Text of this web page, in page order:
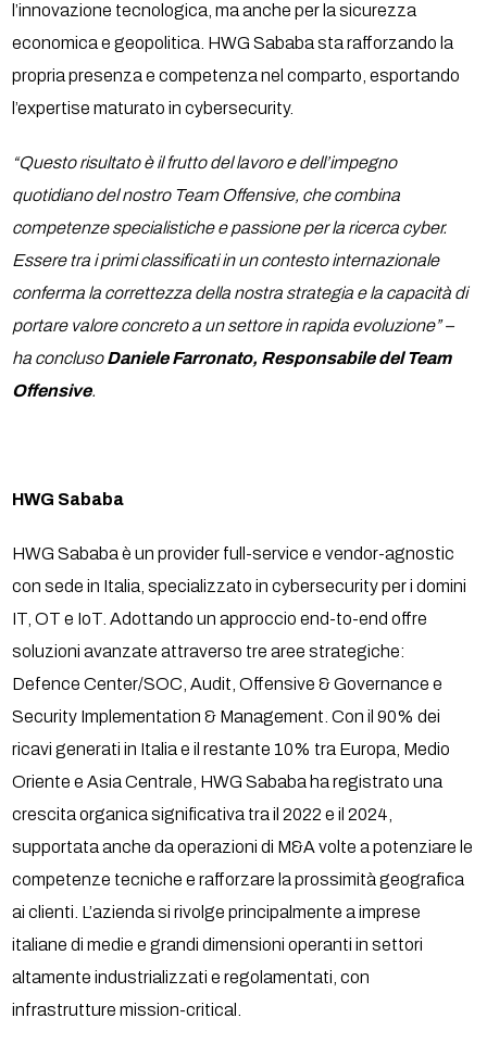
l’innovazione tecnologica, ma anche per la sicurezza
economica e geopolitica. HWG Sababa sta rafforzando la
propria presenza e competenza nel comparto, esportando
l’expertise maturato in cybersecurity.
“Questo risultato è il frutto del lavoro e dell’impegno
quotidiano del nostro Team Offensive, che combina
competenze specialistiche e passione per la ricerca cyber.
Essere tra i primi classificati in un contesto internazionale
conferma la correttezza della nostra strategia e la capacità di
portare valore concreto a un settore in rapida evoluzione” –
ha conclusoDaniele Farronato, Responsabile del Team
Offensive.
HWG Sababa
HWG Sababa è un provider full-service e vendor-agnostic
con sede in Italia, specializzato in cybersecurity per i domini
IT, OT e IoT. Adottando un approccio end-to-end offre
soluzioni avanzate attraverso tre aree strategiche:
Defence Center/SOC, Audit, Offensive & Governance e
Security Implementation & Management. Con il 90% dei
ricavi generati in Italia e il restante 10% tra Europa, Medio
Oriente e Asia Centrale, HWG Sababa ha registrato una
crescita organica significativa tra il 2022 e il 2024,
supportata anche da operazioni di M&A volte a potenziare le
competenze tecniche e rafforzare la prossimità geografica
ai clienti. L’azienda si rivolge principalmente a imprese
italiane di medie e grandi dimensioni operanti in settori
altamente industrializzati e regolamentati, con
infrastrutture mission-critical.